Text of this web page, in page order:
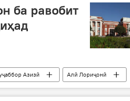
ба равобит
Азизӣ
Алӣ Лориҷонӣ
Дар Тоҷикистон